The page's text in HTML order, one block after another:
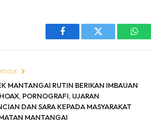
Facebook Twitter WhatsApp
MANTANGAI RUTIN BERIKAN IMBAUAN
PORNOGRAFI, UJARAN
DAN SARA KEPADA MASYARAKAT
MANTANGAI